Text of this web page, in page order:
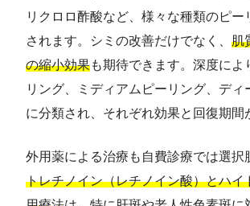
リクロロ酢酸など、様々な種類のピー
されます。シミの改善だけでなく、 肌
の縮小効果も期待できます。深度によ
リング、ミディアムピーリング、ディ
に分類され、それぞれ効果と回復期間
外用薬による治療も自費診療では選択
トレチノイン（レチノイン酸）とハイ